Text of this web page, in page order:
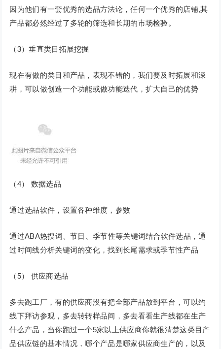
因为他们有一套优秀的选品方法论，任何一个优秀的店铺,其
产品都必然经过了多轮的筛选和长期的市场检验。
（3）垂直类目拓展挖掘
现在有做的类目和产品，表现不错的，我们要及时拓展和深
耕，可以做创造一个功能或做功能迭代，扩大自己的优势
（4） 数据选品
通过选品软件，设置各种维度，参数
通过ABA热搜词、节日、季节性等关键词结合软件选品，通
过时间线分析关键词的变化，找到长尾需求或季节性产品
（5） 供应商选品
多去跑工厂，有的供应商没有把全部产品放到平台，可以约
线下拜访参观，多去转转样品间，多去看看生产线都在生产
什么产品，当你跑过一个5家以上供应商你就很清楚这类目产
品供应链的基本情况，哪个产品是哪家供应商生产的，以及